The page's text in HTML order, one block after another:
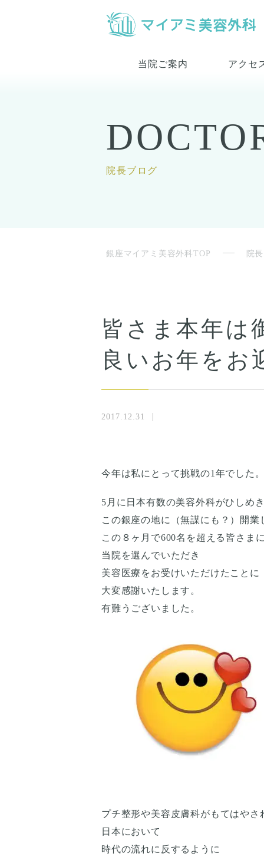
当院ご案内 アクセ
院長ブログ
銀座マイアミ美容外科TOP 院
皆さま本年は
良いお年をお
2017.12.31
今年は私にとって挑戦の1年でした。
5月に日本有数の美容外科がひしめ
この銀座の地に（無謀にも？）開業
この８ヶ月で600名を超える皆さまに
当院を選んでいただき
美容医療をお受けいただけたことに
大変感謝いたします。
有難うございました。
プチ整形や美容皮膚科がもてはやさ
日本において
時代の流れに反するように